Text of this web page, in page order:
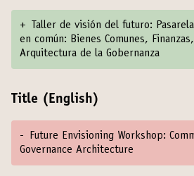
+
Taller de visión del futuro:
en común: Bienes Comunes,
Arquitectura de la Gobernanza
Title (English)
-
Future Envisioning Workshop:
Governance Architecture